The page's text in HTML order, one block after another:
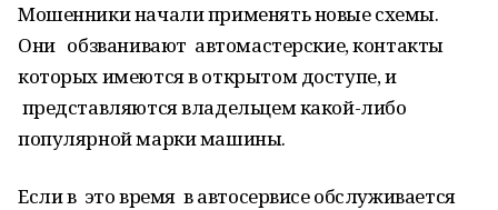
Мошенники начали применять новые схемы.
Они обзванивают автомастерские, контакты
которых имеются в открытом доступе, и
представляются владельцем какой-либо
популярной марки машины.
Если в это время в автосервисе обслуживается